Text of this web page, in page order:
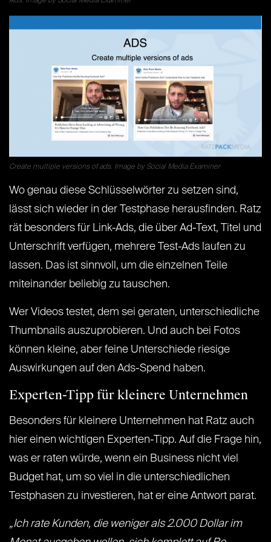
Create multiple versions of ads. Image by Social Media Examiner
Wo genau diese Schlüsselwörter zu setzen sind,
lässt sich wieder in der Testphase herausfinden. Ratz
rät besonders für Link-Ads, die über Ad-Text, Titel und
Unterschrift verfügen, mehrere Test-Ads laufen zu
lassen. Das ist sinnvoll, um die einzelnen Teile
miteinander beliebig zu tauschen.
Wer Videos testet, dem sei geraten, unterschiedliche
Thumbnails auszuprobieren. Und auch bei Fotos
können kleine, aber feine Unterschiede riesige
Auswirkungen auf den Ads-Spend haben.
Experten-Tipp für kleinere Unternehmen
Besonders für kleinere Unternehmen hat Ratz auch
hier einen wichtigen Experten-Tipp. Auf die Frage hin,
was er raten würde, wenn ein Business nicht viel
Budget hat, um so viel in die unterschiedlichen
Testphasen zu investieren, hat er eine Antwort parat.
„Ich rate Kunden, die weniger als 2.000 Dollar im